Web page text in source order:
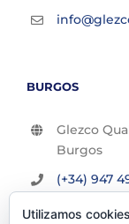
BURGOS
Glezco
Burgos
(+34) 947
Utilizamos